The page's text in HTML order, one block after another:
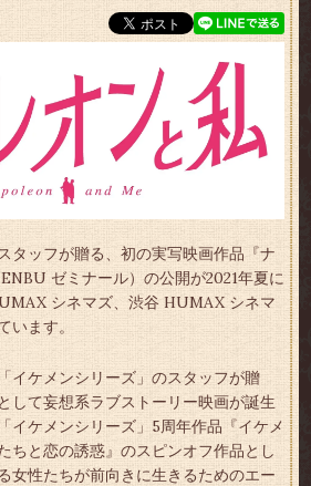
タッフが贈る、初の実写映画作品『ナ
ゼミナール）の公開が2021年夏に
シネマズ、渋谷 HUMAX シネマ
います。
イケメンシリーズ」のスタッフが贈
して妄想系ラブストーリー映画が誕生
イケメンシリーズ」5周年作品『イケメ
ちと恋の誘惑』のスピンオフ作品とし
女性たちが前向きに生きるためのエー